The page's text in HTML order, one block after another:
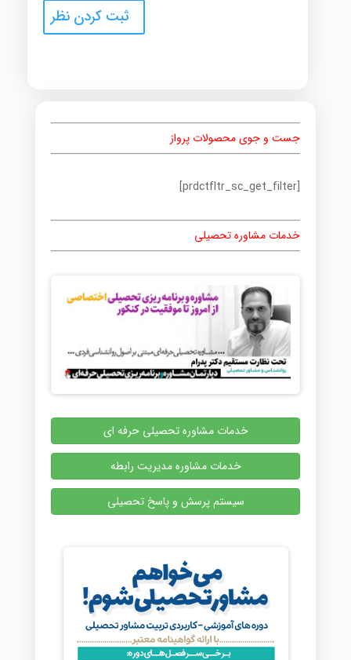
جست و جوی محصولات پرواز
[prdctfltr_sc_get_filter]
خدمات مشاوره تحصیلی
خدمات مشاوره تحصیلی حرفه ای
خدمات مشاوره مدیریت رابطه
سیستم پرسش و پاسخ تحصیلی